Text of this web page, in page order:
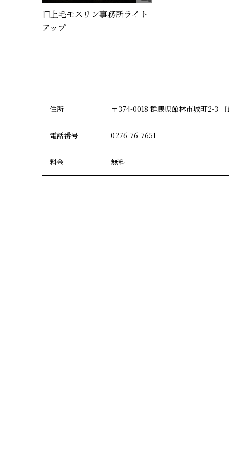
旧上毛モスリン事務所ライト
アップ
住所 〒374-0018 群馬県館林市城町2-3 〔
電話番号 0276-76-7651
料金 無料